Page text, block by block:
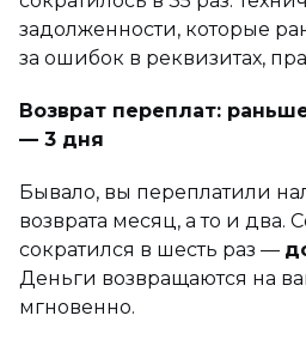
задолженности, которые
за ошибок в реквизитах,
Возврат переплат:
— 3 дня
Бывало, вы переплатили
возврата месяц, а то и два.
сократился в шесть раз —
Деньги возвращаются на
мгновенно.